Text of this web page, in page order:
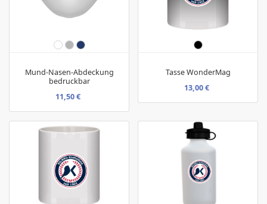
Mund-Nasen-Abdeckung
bedruckbar
11,50 €
Tasse WonderMag
13,00 €